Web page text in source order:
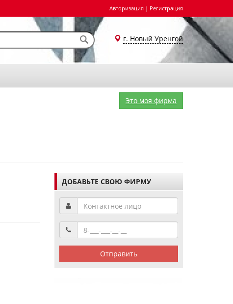
Авторизация | Регистрация
г. Новый Уренгой
Это моя фирма
ДОБАВЬТЕ СВОЮ ФИРМУ
Отправить